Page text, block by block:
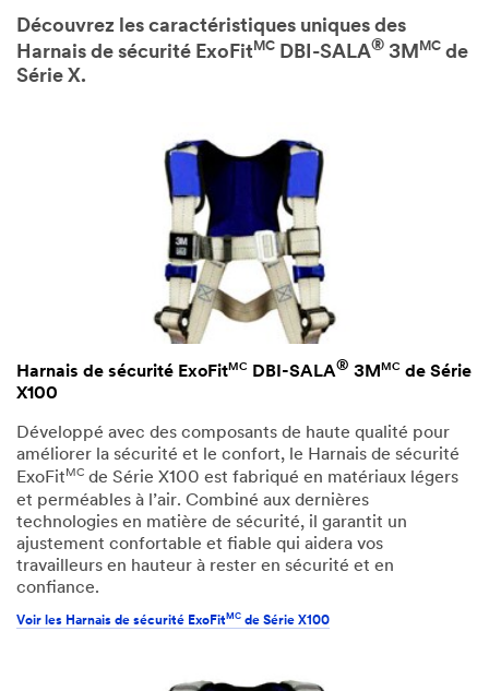
Découvrez les caractéristiques uniques des
Harnais de sécurité ExoFit MC DBI-SALA® 3M MC de
Série X.
Harnais de sécurité ExoFitMC DBI-SALA® 3M MC de Série
X100
Développé avec des composants de haute qualité pour
améliorer la sécurité et le confort, le Harnais de sécurité
ExoFitMC de Série X100 est fabriqué en matériaux légers
et perméables à l’air. Combiné aux dernières
technologies en matière de sécurité, il garantit un
ajustement confortable et fiable qui aidera vos
travailleurs en hauteur à rester en sécurité et en
confiance.
Voir les Harnais de sécurité ExoFit MC de Série X100